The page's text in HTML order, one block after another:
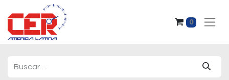
0